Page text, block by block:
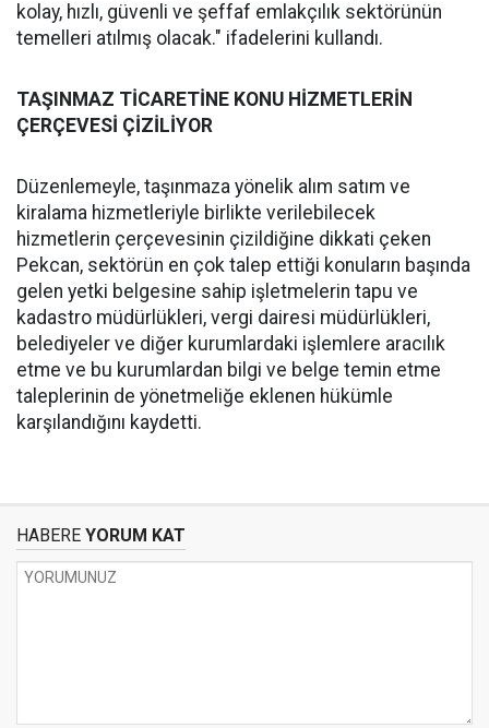
kolay, hızlı, güvenli ve şeffaf emlakçılık sektörünün
temelleri atılmış olacak." ifadelerini kullandı.
TAŞINMAZ TİCARETİNE KONU HİZMETLERİN
ÇERÇEVESİ ÇİZİLİYOR
Düzenlemeyle, taşınmaza yönelik alım satım ve
kiralama hizmetleriyle birlikte verilebilecek
hizmetlerin çerçevesinin çizildiğine dikkati çeken
Pekcan, sektörün en çok talep ettiği konuların başında
gelen yetki belgesine sahip işletmelerin tapu ve
kadastro müdürlükleri, vergi dairesi müdürlükleri,
belediyeler ve diğer kurumlardaki işlemlere aracılık
etme ve bu kurumlardan bilgi ve belge temin etme
taleplerinin de yönetmeliğe eklenen hükümle
karşılandığını kaydetti.
HABERE YORUM KAT